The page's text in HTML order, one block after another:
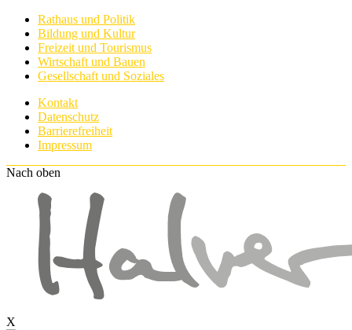
Rathaus und Politik
Bildung und Kultur
Freizeit und Tourismus
Wirtschaft und Bauen
Gesellschaft und Soziales
Kontakt
Datenschutz
Barrierefreiheit
Impressum
Nach oben
X